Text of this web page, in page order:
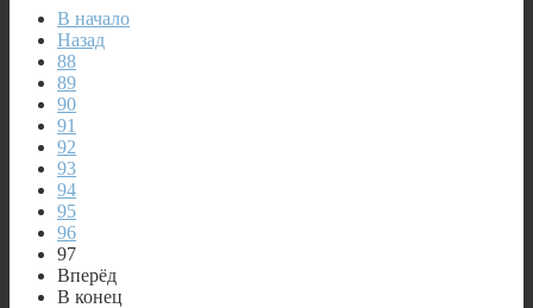
В начало
Назад
88
89
90
91
92
93
94
95
96
97
Вперёд
В конец